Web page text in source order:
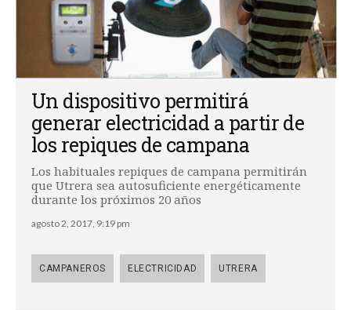
Un dispositivo permitirá
generar electricidad a partir de
los repiques de campana
Los habituales repiques de campana permitirán
que Utrera sea autosuficiente energéticamente
durante los próximos 20 años
agosto 2, 2017, 9:19 pm
CAMPANEROS ELECTRICIDAD UTRERA